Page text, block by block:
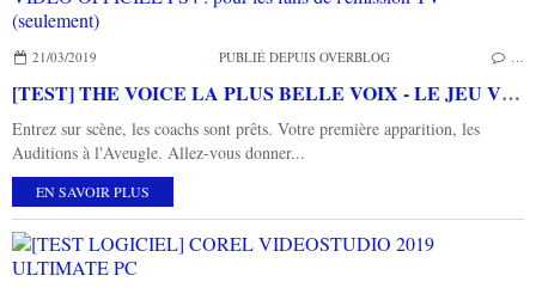
21/03/2019 PUBLIÉ DEPUIS OVERBLOG …
[TEST] THE VOICE LA PLUS BELLE VOIX - LE JEU VIDEO OFFICIEL PS4 : pour les fans de l'émission TV (seulement)
Entrez sur scène, les coachs sont prêts. Votre première apparition, les
Auditions à l'Aveugle. Allez-vous donner...
EN SAVOIR PLUS